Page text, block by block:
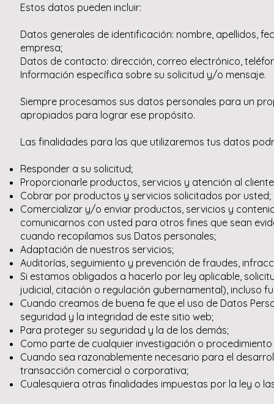
Estos datos pueden incluir:
Datos generales de identificación: nombre, apellidos,
empresa;
Datos de contacto: dirección, correo electrónico,
Información específica sobre su solicitud y/o mensaje.
Siempre procesamos sus datos personales para un
apropiados para lograr ese propósito.
Las finalidades para las que utilizaremos tus datos
Responder a su solicitud;
Proporcionarle productos, servicios y atención al
Cobrar por productos y servicios solicitados por usted;
Comercializar y/o enviar productos, servicios y
comunicarnos con usted para otros fines que sean
cuando recopilamos sus Datos personales;
Adaptación de nuestros servicios;
Auditorías, seguimiento y prevención de fraudes,
Si estamos obligados a hacerlo por ley aplicable,
judicial, citación o regulación gubernamental), incluso
Cuando creamos de buena fe que el uso de Datos
seguridad y la integridad de este sitio web;
Para proteger su seguridad y la de los demás;
Como parte de cualquier investigación o
Cuando sea razonablemente necesario para el
transacción comercial o corporativa;
Cualesquiera otras finalidades impuestas por la ley o